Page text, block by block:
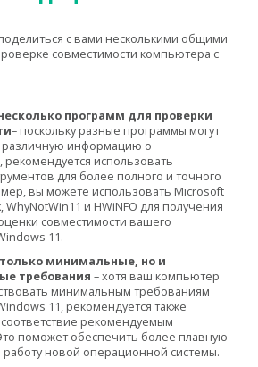
с вами несколькими общими
совместимости компьютера с
программ для проверки
– поскольку разные программы могут
различную информацию о
рекомендуется использовать
для более полного и точного
вы можете использовать Microsoft
WhyNotWin11 и HWiNFO для получения
совместимости вашего
11.
минимальные, но и
требования – хотя ваш компьютер
минимальным требованиям
11, рекомендуется также
рекомендуемым
поможет обеспечить более плавную
новой операционной системы.